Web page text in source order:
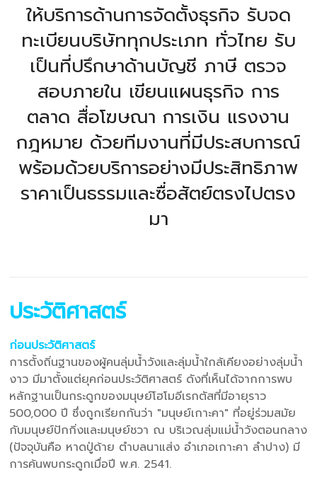
ให้บริการด้านการจัดตั้งธุรกิจ รับจด
ทะเบียนบริษัททุกประเภท ทั่วไทย รับ
เป็นที่ปรึกษาด้านบัญชี ภาษี ตรวจ
สอบภายใน เขียนแผนธุรกิจ การ
ตลาด สื่อโฆษณา การเงิน แรงงาน
กฎหมาย ด้วยทีมงานที่มีประสบการณ์
พร้อมด้วยบริการอย่างมีประสิทธิภาพ
ราคาเป็นธรรมและซื่อสัตย์ตรงไปตรง
มา
ประวัติศาสตร์
ก่อนประวัติศาสตร์
การตั้งถิ่นฐานของผู้คนลุ่มน้ำวังและลุ่มน้ำใกล้เคียงอย่างลุ่มน้ำ
งาว มีมาตั้งแต่ยุคก่อนประวัติศาสตร์ ดังที่เห็นได้จากการพบ
หลักฐานเป็นกระดูกของมนุษย์โฮโมอีเรกตัสที่มีอายุราว
500,000 ปี ซึ่งถูกเรียกกันว่า "มนุษย์เกาะคา" ที่อยู่ร่วมสมัย
กับมนุษย์ปักกิ่งและมนุษย์ชวา ณ บริเวณลุ่มแม่น้ำวังตอนกลาง
(ปัจจุบันคือ หาดปู่ด้าย ตำบลนาแส่ง อำเภอเกาะคา ลำปาง) มี
การค้นพบกระดูกเมื่อปี พ.ศ. 2541.